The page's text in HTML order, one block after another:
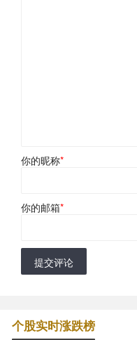
你的昵称*
你的邮箱*
提交评论
个股实时涨跌榜